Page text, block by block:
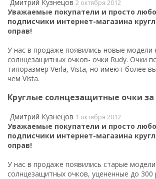
Дмитрий Кузнецов 2 октября 2012
Уважаемые покупатели и просто
подписчики интернет-магазина
оправ!
У нас в продаже появились новые модели
солнцезащитных очков- очки Rudy. Очки
типоразмер Verla, Vista, но имеют более
чем Vista.
Круглые солнцезащитные очки за
Дмитрий Кузнецов 1 октября 2012
Уважаемые покупатели и просто
подписчики интернет-магазина
оправ!
У нас в продаже появились старые модели
солнцезащитных очков, уцененные до 300